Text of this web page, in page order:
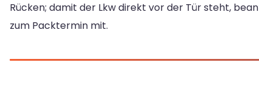
Rücken; damit der Lkw direkt vor der Tür steht,
zum Packtermin mit.